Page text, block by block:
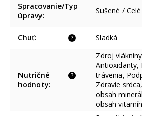
Spracovanie/Typ
úpravy:
Sušené /
?
Chuť: Sladká
?
Nutričné
hodnoty:
Zdroj
Antioxidanty,
trávenia,
Zdravie
obsah
obsah